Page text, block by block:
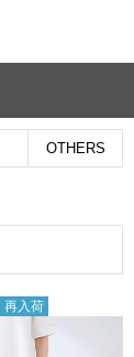
OTHERS
再入荷